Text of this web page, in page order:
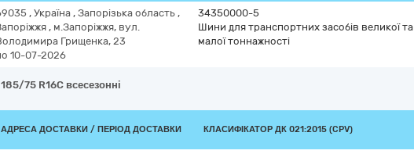
, Україна , Запорізька область ,
, м.Запоріжжя, вул.
Грищенка, 23
10-07-2026
34350000-5
Шини для транспортних засобів великої та
малої тоннажності
75 R16C всесезонні
АДРЕСА ДОСТАВКИ / ПЕРІОД ДОСТАВКИ КЛАСИФІКАТОР ДК 021:2015 (CPV)